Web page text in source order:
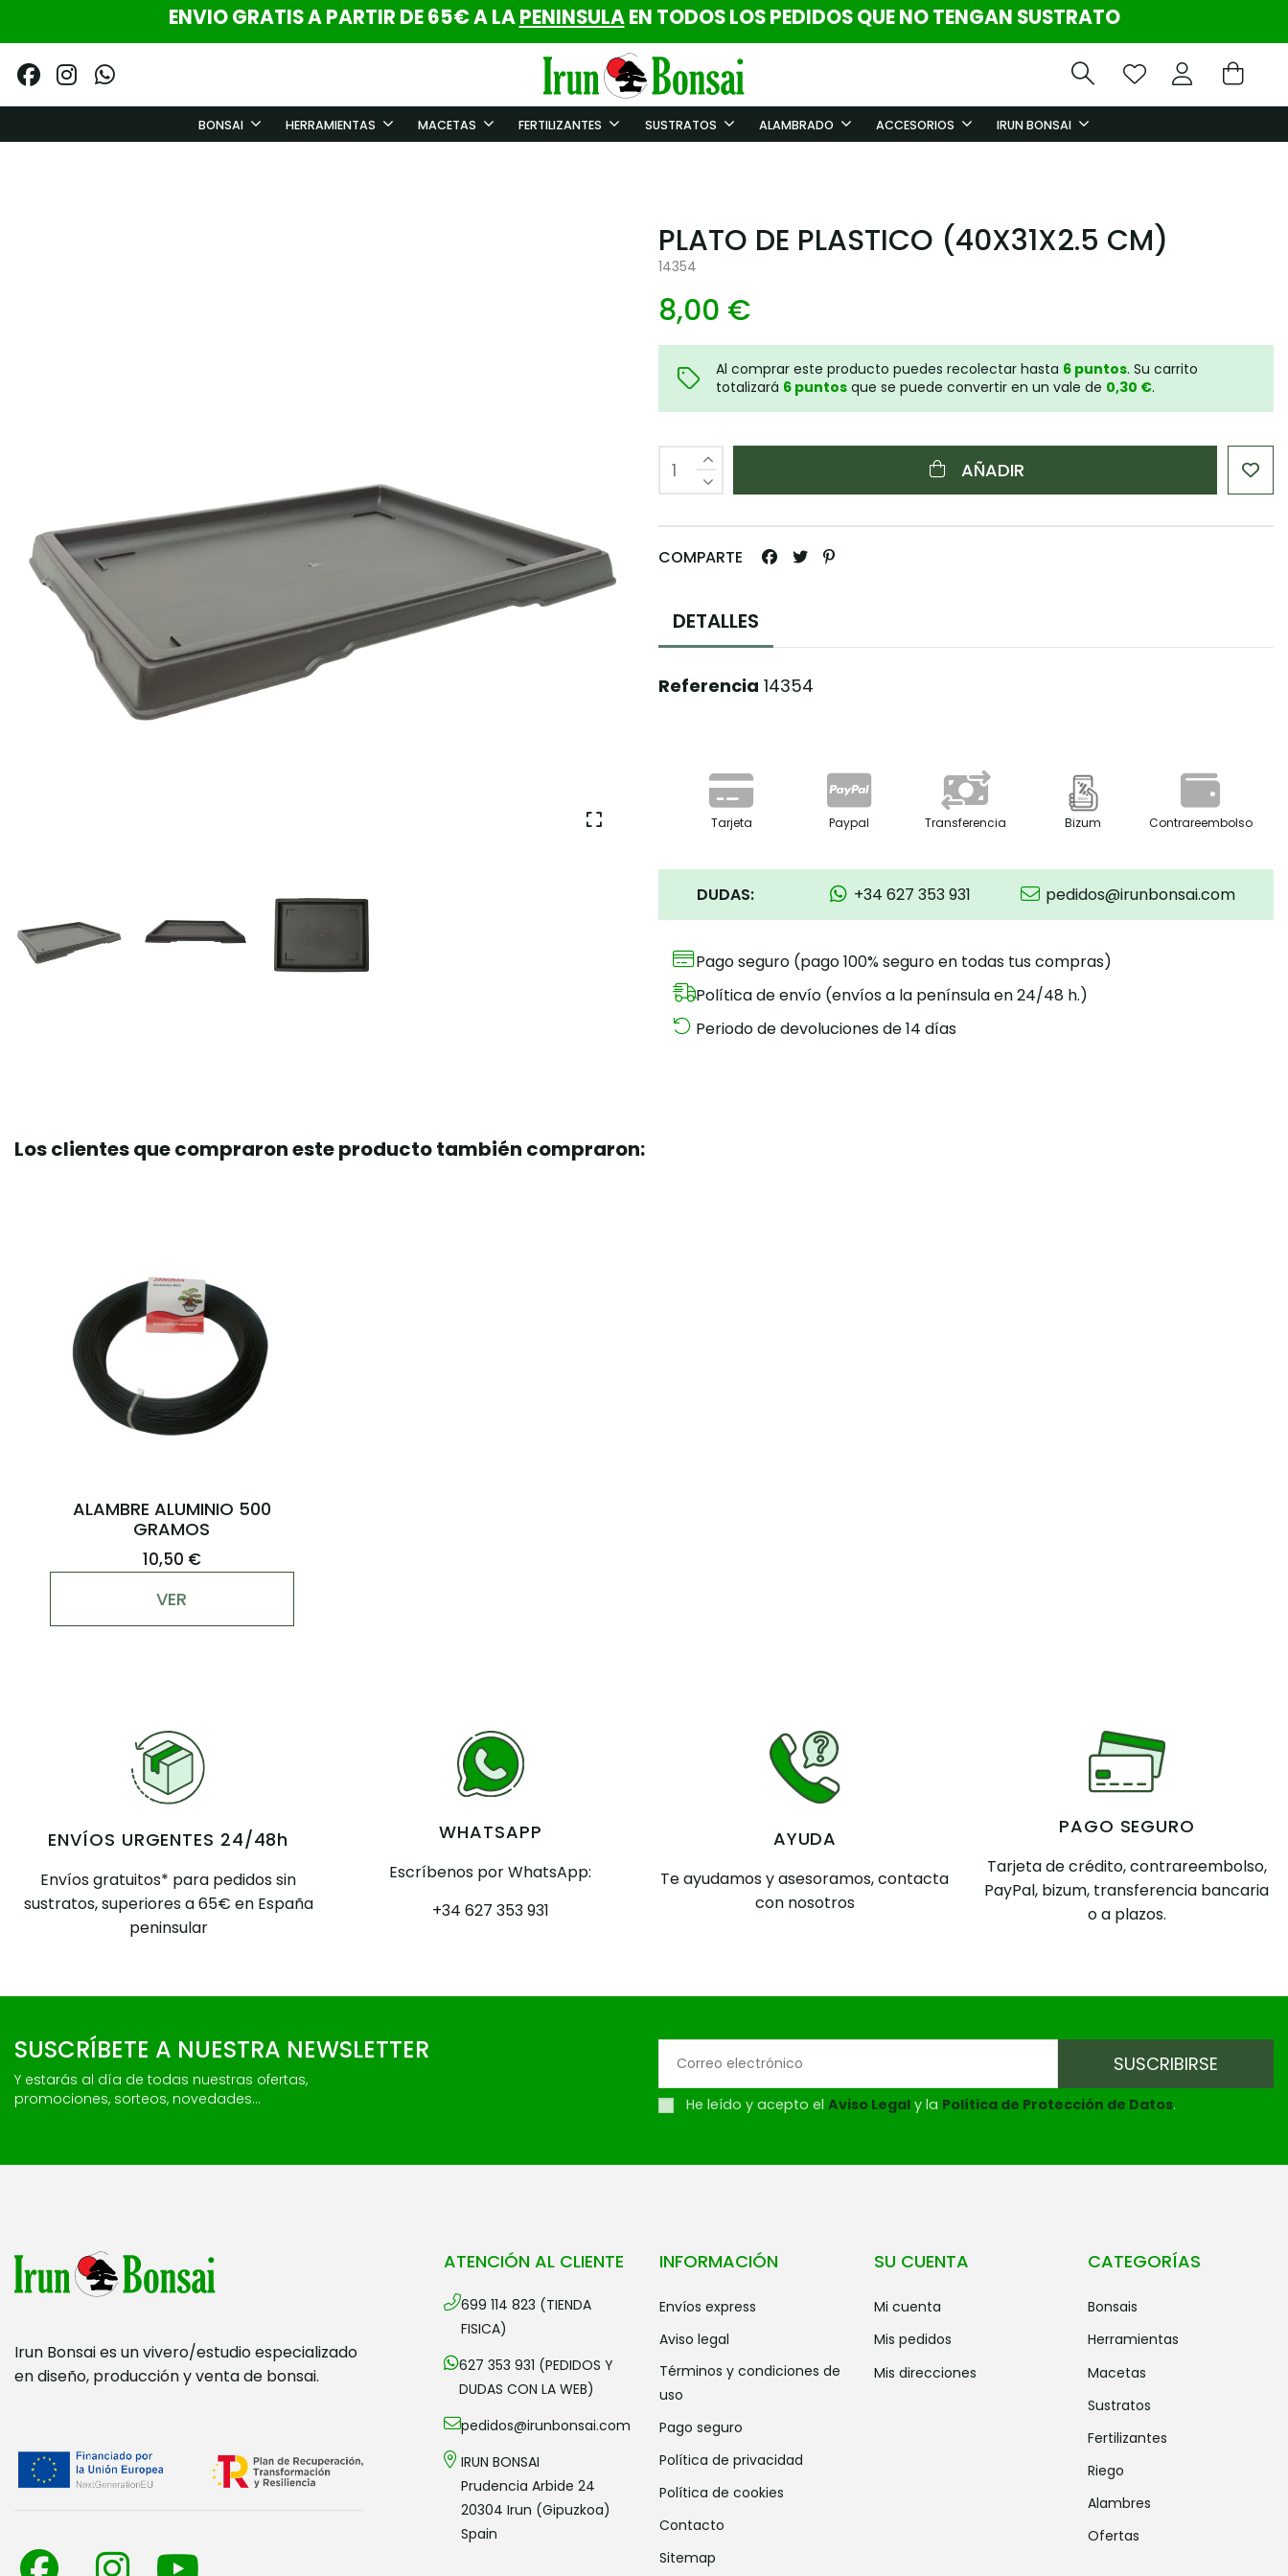
ENVIO GRATIS A PARTIR DE 65€ A LAPENINSULAEN TODOS LOS PEDIDOS QUE NO TENGAN SUSTRATO
BONSAI HERRAMIENTAS MACETAS FERTILIZANTES SUSTRATOS ALAMBRADO ACCESORIOS IRUN BONSAI
PLATO DE PLASTICO (40X31X2.5 CM)
14354
8,00 €
Al comprar este producto puedes recolectar hasta 6 puntos. Su carrito
totalizará 6 puntos que se puede convertir en un vale de 0,30 €.
AÑADIR
COMPARTE
DETALLES
Referencia 14354
Tarjeta Paypal Transferencia Bizum Contrareembolso
DUDAS: +34 627 353 931 pedidos@irunbonsai.com
Pago seguro (pago 100% seguro en todas tus compras)
Política de envío (envíos a la península en 24/48 h.)
Periodo de devoluciones de 14 días
Los clientes que compraron este producto también compraron:
ALAMBRE ALUMINIO 500
GRAMOS
10,50 €
VER
ENVÍOS URGENTES 24/48h
Envíos gratuitos* para pedidos sin
sustratos, superiores a 65€ en España
peninsular
WHATSAPP
Escríbenos por WhatsApp:
+34 627 353 931
AYUDA
Te ayudamos y asesoramos, contacta
con nosotros
PAGO SEGURO
Tarjeta de crédito, contrareembolso,
PayPal, bizum, transferencia bancaria
o a plazos.
SUSCRÍBETE A NUESTRA NEWSLETTER
Y estarás al día de todas nuestras ofertas,
promociones, sorteos, novedades...
He leído y acepto el Aviso Legal y la Política de Protección de Datos.
Irun Bonsai es un vivero/estudio especializado
en diseño, producción y venta de bonsai.
ATENCIÓN AL CLIENTE
699 114 823 (TIENDA
FISICA)
627 353 931 (PEDIDOS Y
DUDAS CON LA WEB)
pedidos@irunbonsai.com
IRUN BONSAI
Prudencia Arbide 24
20304 Irun (Gipuzkoa)
Spain
INFORMACIÓN
envíos express
aviso legal
términos y condiciones de
uso
pago seguro
política de privacidad
política de cookies
contacto
sitemap
SU CUENTA
mi cuenta
mis pedidos
mis direcciones
CATEGORÍAS
bonsais
herramientas
macetas
sustratos
fertilizantes
riego
alambres
ofertas